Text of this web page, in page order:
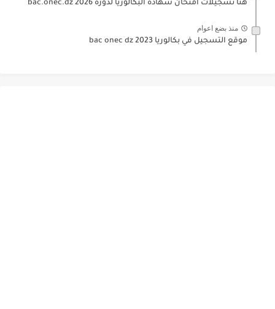
هنا تسجيلات امتحان شهادة البكالوريا لدورة 2026 bac.onec.dz
منذ بضع اعوام
موقع التسجيل في بكالوريا 2023 bac onec dz